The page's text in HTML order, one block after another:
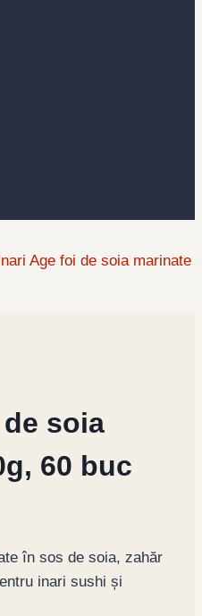
Inari Age foi de soia marinate
soia
60 buc
în sos de soia, zahăr
inari sushi și